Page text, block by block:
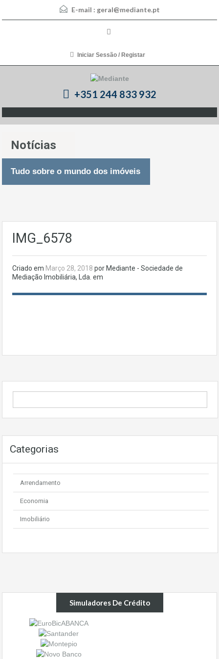
E-mail : geral@mediante.pt
Iniciar Sessão / Registar
+351 244 833 932
Notícias
Tudo sobre o mundo dos imóveis
IMG_6578
Criado em Março 28, 2018 por Mediante - Sociedade de
Mediação Imobiliária, Lda. em
Categorias
Arrendamento
Economia
Imobiliário
Simuladores De Crédito